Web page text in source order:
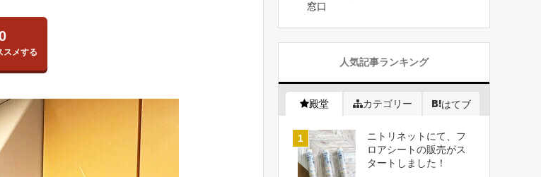
スメする
窓口
人気記事ランキング
殿堂 カテゴリー はてブ
ニトリネットにて、フ
ロアシートの販売がス
タートしました！